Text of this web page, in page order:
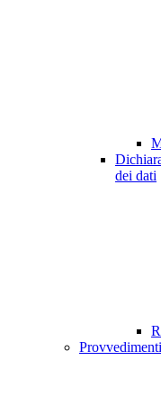
dei dati
Provvedimenti